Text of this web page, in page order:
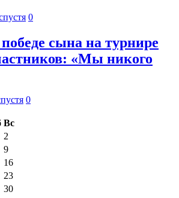
0
сына на турнире
«Мы никого
0
Вс
2
9
16
23
30